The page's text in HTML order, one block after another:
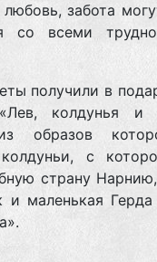
забота
со всеми
получили в
колдунья и
образов
с
страну
маленькая Герда